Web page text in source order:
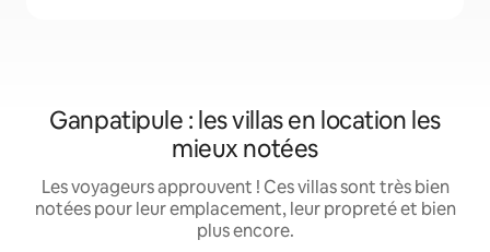
Ganpatipule : les villas en location les
mieux notées
Les voyageurs approuvent ! Ces villas sont très bien
notées pour leur emplacement, leur propreté et bien
plus encore.